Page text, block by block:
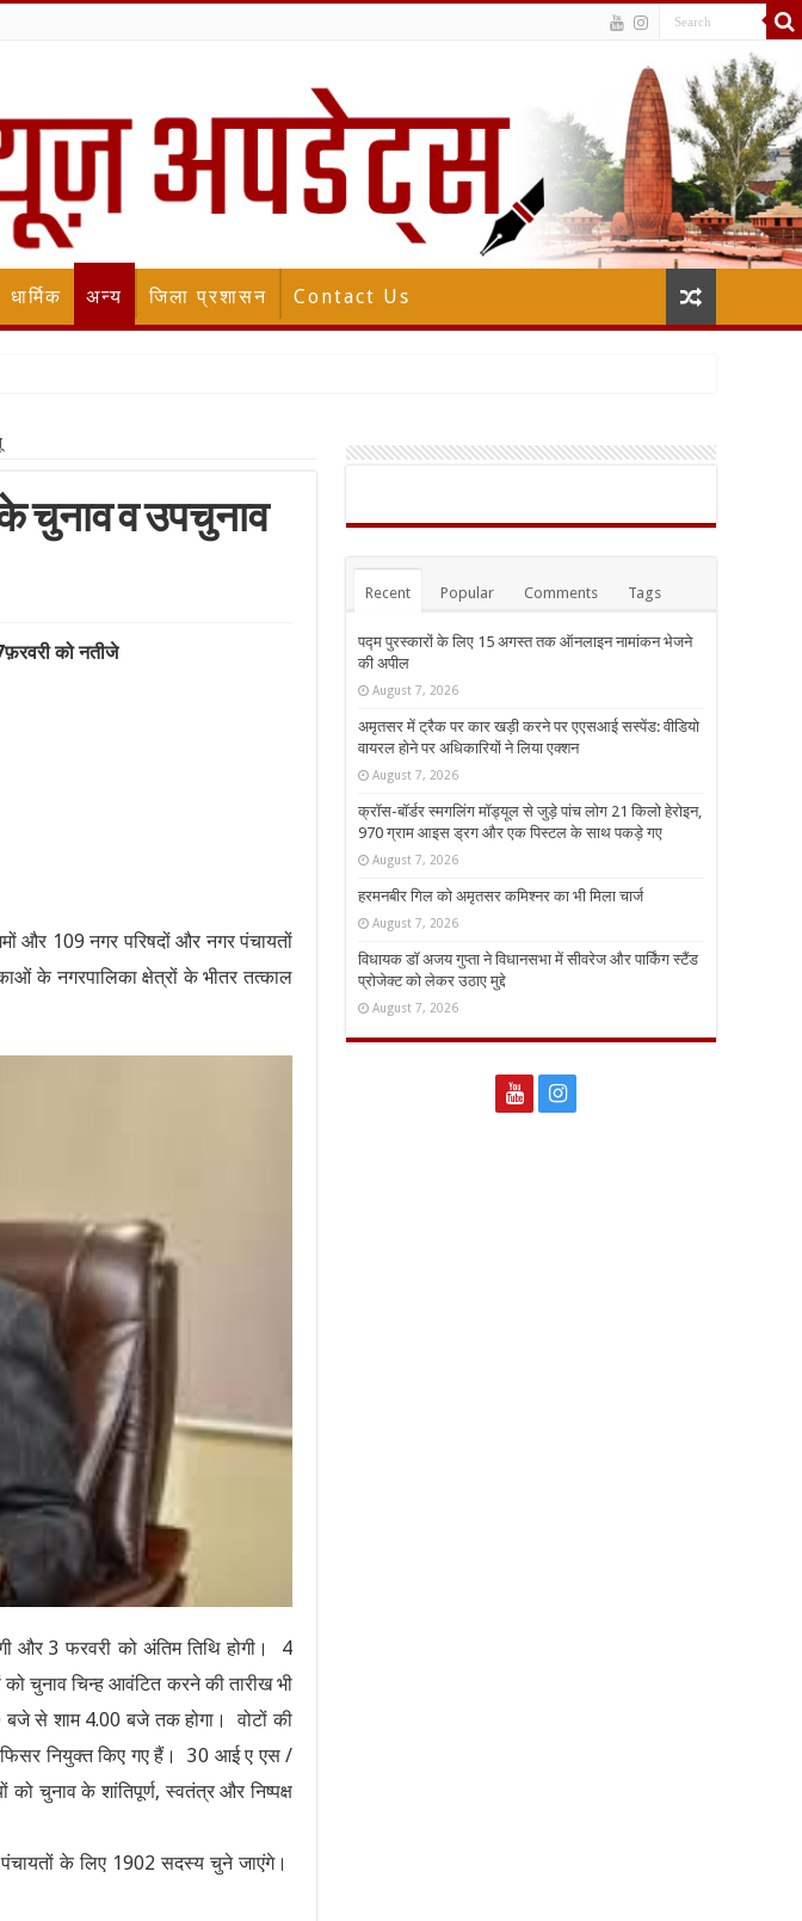
धार्मिक अन्य जिला प्रशासन Contact Us
चुनाव व उपचुनाव
को नतीजे
109 नगर परिषदों और नगर पंचायतों
के नगरपालिका क्षेत्रों के भीतर तत्काल
और 3 फरवरी को अंतिम तिथि होगी। 4
को चुनाव चिन्ह आवंटित करने की तारीख भी
बजे से शाम 4.00 बजे तक होगा। वोटों की
नियुक्त किए गए हैं। 30 आई ए एस /
चुनाव के शांतिपूर्ण, स्वतंत्र और निष्पक्ष
के लिए 1902 सदस्य चुने जाएंगे।
Recent Popular Comments Tags
पद्म पुरस्कारों के लिए 15 अगस्त तक ऑनलाइन नामांकन भेजने
की अपील
August 7, 2026
अमृतसर में ट्रैक पर कार खड़ी करने पर एएसआई सस्पेंड: वीडियो
वायरल होने पर अधिकारियों ने लिया एक्शन
August 7, 2026
क्रॉस-बॉर्डर स्मगलिंग मॉड्यूल से जुड़े पांच लोग 21 किलो हेरोइन,
970 ग्राम आइस ड्रग और एक पिस्टल के साथ पकड़े गए
August 7, 2026
हरमनबीर गिल को अमृतसर कमिश्नर का भी मिला चार्ज
August 7, 2026
विधायक डॉ अजय गुप्ता ने विधानसभा में सीवरेज और पार्किंग स्टैंड
प्रोजेक्ट को लेकर उठाए मुद्दे
August 7, 2026